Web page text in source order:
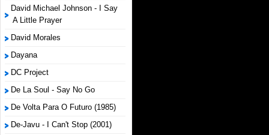
David Michael Johnson - I Say
A Little Prayer
David Morales
Dayana
DC Project
De La Soul - Say No Go
De Volta Para O Futuro (1985)
De-Javu - I Can't Stop (2001)